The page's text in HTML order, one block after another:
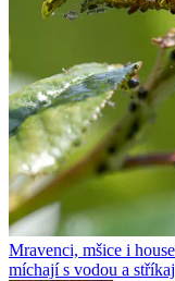
Mravenci, mšice i
míchají s vodou a